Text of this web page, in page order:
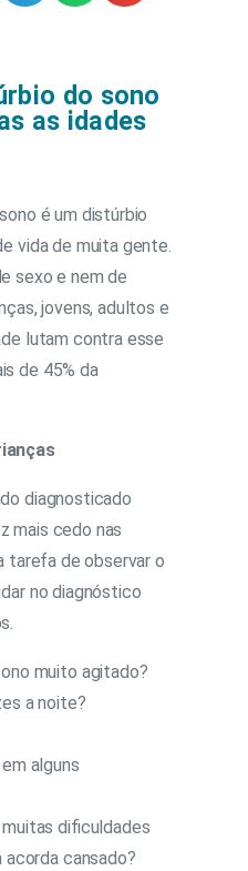
do sono
as idades
é um distúrbio
vida de muita gente.
sexo e nem de
jovens, adultos e
lutam contra esse
de 45% da
diagnosticado
mais cedo nas
tarefa de observar o
no diagnóstico
muito agitado?
a noite?
alguns
dificuldades
acorda cansado?